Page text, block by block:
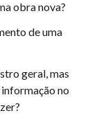
obra nova?
de uma
geral, mas
no